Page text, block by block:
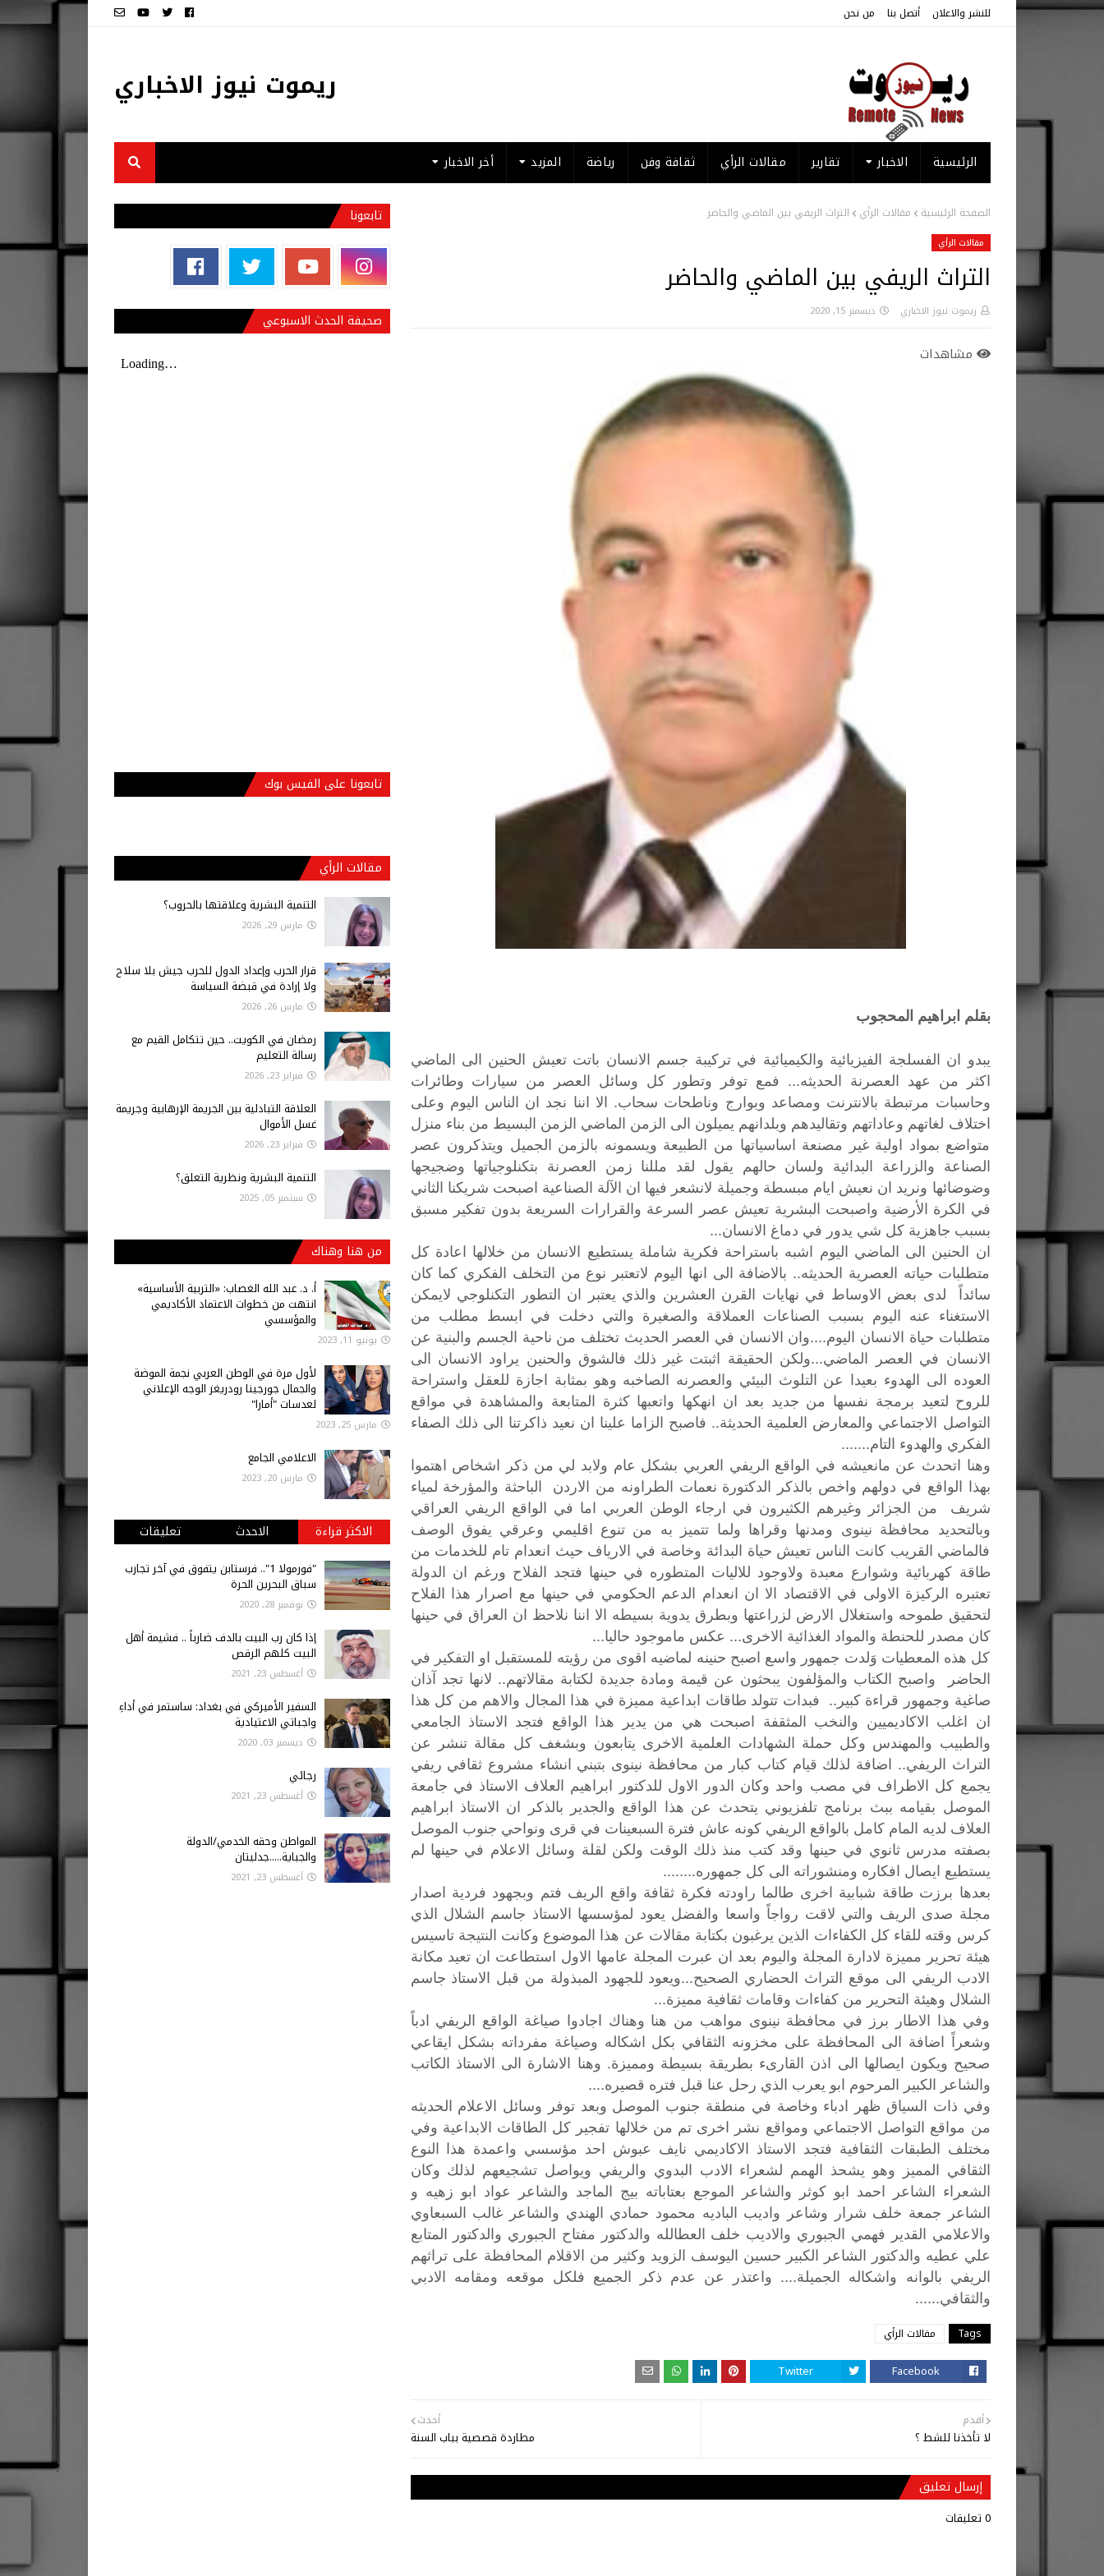
للنشر والاعلان أتصل بنا من نحن
ريموت نيوز الاخباري
الرئيسية الاخبار تقارير مقالات الرأي ثقافة وفن رياضة المزيد أخر الاخبار
الصفحة الرئيسية مقالات الرأي التراث الريفي بين الماضي والحاضر
مقالات الرأي
التراث الريفي بين الماضي والحاضر
ريموت نيوز الاخباري ديسمبر 15, 2020
مشاهدات
بقلم ابراهيم المحجوب
يبدو ان الفسلجة الفيزيائية والكيميائية في تركيبة جسم الانسان باتت تعيش الحنين الى الماضي
اكثر من عهد العصرنة الحديثه... فمع توفر وتطور كل وسائل العصر من سيارات وطائرات
وحاسبات مرتبطة بالانترنت ومصاعد وبوارج وناطحات سحاب. الا اننا نجد ان الناس اليوم وعلى
اختلاف لغاتهم وعاداتهم وتقاليدهم وبلدانهم يميلون الى الزمن الماضي الزمن البسيط من بناء منزل
متواضع بمواد اولية غير مصنعة اساسياتها من الطبيعة ويسمونه بالزمن الجميل ويتذكرون عصر
الصناعة والزراعة البدائية ولسان حالهم يقول لقد مللنا زمن العصرنة بتكنلوجياتها وضجيجها
وضوضائها ونريد ان نعيش ايام مبسطة وجميلة لانشعر فيها ان الآلة الصناعية اصبحت شريكنا الثاني
في الكرة الأرضية واصبحت البشرية تعيش عصر السرعة والقرارات السريعة بدون تفكير مسبق
بسبب جاهزية كل شي يدور في دماغ الانسان...
ان الحنين الى الماضي اليوم اشبه باستراحة فكرية شاملة يستطيع الانسان من خلالها اعادة كل
متطلبات حياته العصرية الحديثه.. بالاضافة الى انها اليوم لاتعتبر نوع من التخلف الفكري كما كان
سائداً لدى بعض الاوساط في نهايات القرن العشرين والذي يعتبر ان التطور التكنلوجي لايمكن
الاستغناء عنه اليوم بسبب الصناعات العملاقة والصغيرة والتي دخلت في ابسط مطلب من
متطلبات حياة الانسان اليوم....وان الانسان في العصر الحديث تختلف من ناحية الجسم والبنية عن
الانسان في العصر الماضي...ولكن الحقيقة اثبتت غير ذلك فالشوق والحنين يراود الانسان الى
العوده الى الهدوء بعيدا عن التلوث البيئي والعصرنه الصاخبه وهو بمثابة اجازة للعقل واستراحة
للروح لتعيد برمجة نفسها من جديد بعد ان انهكها واتعبها كثرة المتابعة والمشاهدة في مواقع
التواصل الاجتماعي والمعارض العلمية الحديثة.. فاصبح الزاما علينا ان نعيد ذاكرتنا الى ذلك الصفاء
الفكري والهدوء التام.......
وهنا اتحدث عن مانعيشه في الواقع الريفي العربي بشكل عام ولابد لي من ذكر اشخاص اهتموا
بهذا الواقع في دولهم واخص بالذكر الدكتورة نعمات الطراونه من الاردن الباحثة والمؤرخة لمياء
شريف من الجزائر وغيرهم الكثيرون في ارجاء الوطن العربي اما في الواقع الريفي العراقي
وبالتحديد محافظة نينوى ومدنها وقراها ولما تتميز به من تنوع اقليمي وعرقي يفوق الوصف
فالماضي القريب كانت الناس تعيش حياة البدائة وخاصة في الارياف حيث انعدام تام للخدمات من
طاقة كهربائية وشوارع معبدة ولاوجود للاليات المتطوره في حينها فتجد الفلاح ورغم ان الدولة
تعتبره الركيزة الاولى في الاقتصاد الا ان انعدام الدعم الحكومي في حينها مع اصرار هذا الفلاح
لتحقيق طموحه واستغلال الارض لزراعتها وبطرق يدوية بسيطه الا اننا نلاحظ ان العراق في حينها
كان مصدر للحنطة والمواد الغذائية الاخرى... عكس ماموجود حاليا...
كل هذه المعطيات وَلدت جمهور واسع اصبح حنينه لماضيه اقوى من رؤيته للمستقبل او التفكير في
الحاضر واصبح الكتاب والمؤلفون يبحثون عن قيمة ومادة جديدة لكتابة مقالاتهم.. لانها تجد آذان
صاغية وجمهور قراءة كبير.. فبدات تتولد طاقات ابداعية مميزة في هذا المجال والاهم من كل هذا
ان اغلب الاكاديميين والنخب المثقفة اصبحت هي من يدير هذا الواقع فتجد الاستاذ الجامعي
والطبيب والمهندس وكل حملة الشهادات العلمية الاخرى يتابعون وبشغف كل مقالة تنشر عن
التراث الريفي.. اضافة لذلك قيام كتاب كبار من محافظة نينوى بتبني انشاء مشروع ثقافي ريفي
يجمع كل الاطراف في مصب واحد وكان الدور الاول للدكتور ابراهيم العلاف الاستاذ في جامعة
الموصل بقيامه ببث برنامج تلفزيوني يتحدث عن هذا الواقع والجدير بالذكر ان الاستاذ ابراهيم
العلاف لديه المام كامل بالواقع الريفي كونه عاش فترة السبعينات في قرى ونواحي جنوب الموصل
بصفته مدرس ثانوي في حينها وقد كتب منذ ذلك الوقت ولكن لقلة وسائل الاعلام في حينها لم
يستطيع ايصال افكاره ومنشوراته الى كل جمهوره........
بعدها برزت طاقة شبابية اخرى طالما راودته فكرة ثقافة واقع الريف فتم وبجهود فردية اصدار
مجلة صدى الريف والتي لاقت رواجاً واسعا والفضل يعود لمؤسسها الاستاذ جاسم الشلال الذي
كرس وقته للقاء كل الكفاءات الذين يرغبون بكتابة مقالات عن هذا الموضوع وكانت النتيجة تاسيس
هيئة تحرير مميزة لادارة المجلة واليوم بعد ان عبرت المجلة عامها الاول استطاعت ان تعيد مكانة
الادب الريفي الى موقع التراث الحضاري الصحيح...ويعود للجهود المبذولة من قبل الاستاذ جاسم
الشلال وهيئة التحرير من كفاءات وقامات ثقافية مميزة...
وفي هذا الاطار برز في محافظة نينوى مواهب من هنا وهناك اجادوا صياغة الواقع الريفي ادباً
وشعراً اضافة الى المحافظة على مخزونه الثقافي بكل اشكاله وصياغة مفرداته بشكل ايقاعي
صحيح ويكون ايصالها الى اذن القارىء بطريقة بسيطة ومميزة. وهنا الاشارة الى الاستاذ الكاتب
والشاعر الكبير المرحوم ابو يعرب الذي رحل عنا قبل فتره قصيره....
وفي ذات السياق ظهر ادباء وخاصة في منطقة جنوب الموصل وبعد توفر وسائل الاعلام الحديثه
من مواقع التواصل الاجتماعي ومواقع نشر اخرى تم من خلالها تفجير كل الطاقات الابداعية وفي
مختلف الطبقات الثقافية فتجد الاستاذ الاكاديمي نايف عبوش احد مؤسسي واعمدة هذا النوع
الثقافي المميز وهو يشحذ الهمم لشعراء الادب البدوي والريفي ويواصل تشجيعهم لذلك وكان
الشعراء الشاعر احمد ابو كوثر والشاعر الموجع بعتاباته بيج الماجد والشاعر عواد ابو زهيه و
الشاعر
جمعة خلف شرار وشاعر واديب الباديه محمود حمادي الهندي والشاعر غالب السبعاوي
والاعلامي القدير فهمي الجبوري والاديب خلف العطالله والدكتور مفتاح الجبوري والدكتور
المتابع
علي عطيه والدكتور الشاعر الكبير حسين اليوسف الزويد وكثير من الاقلام المحافظة على تراثهم
الريفي بالوانه واشكاله الجميلة.... واعتذر عن عدم ذكر الجميع فلكل موقعه ومقامه
الادبي
والثقافي......
Tags مقالات الرأي
Facebook
Twitter
أحدث
مطاردة قصصية بباب السنة
أقدم
لا تأخذنا للشط ؟
إرسال تعليق
0 تعليقات
تابعونا
صحيفة الحدث الاسبوعي
تابعونا على الفيس بوك
مقالات الرأي
التنمية البشرية وعلاقتها بالحروب؟
مارس 29, 2026
قرار الحرب وإعداد الدول للحرب جيش بلا سلاح
ولا إرادة في قبضة السياسة
مارس 26, 2026
رمضان في الكويت.. حين تتكامل القيم مع
رسالة التعليم
فبراير 23, 2026
العلاقة التبادلية بين الجريمة الإرهابية وجريمة
غسل الأموال
فبراير 23, 2026
التنمية البشرية ونظرية التعلق؟
سبتمبر 05, 2025
من هنا وهناك
أ‌. د. عبد الله الغصاب: «التربية الأساسية»
انتهت من خطوات الاعتماد الأكاديمي
والمؤسسي
يونيو 11, 2023
لأول مرة في الوطن العربي نجمة الموضة
والجمال جورجينا رودريغز الوجه الإعلاني
لعدسات "أمارا"
مارس 25, 2023
الاعلامي الجامع
مارس 20, 2023
الاكثر قراءة الاحدث تعليقات
"فورمولا 1".. فرستابن يتفوق في آخر تجارب
سباق البحرين الحرة
نوفمبر 28, 2020
إذا كان رب البيت بالدف ضارباً .. فشيمة أهل
البيت كلهم الرقص
أغسطس 23, 2021
السفير الأميركي في بغداد: ساستمر في أداءِ
واجباتي الاعتيادية
ديسمبر 03, 2020
رجائي
أغسطس 23, 2021
المواطن وحقه الخدمي/الدولة
والجباية.....جدليتان
أغسطس 23, 2021